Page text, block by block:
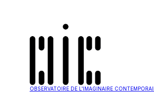
OBSERVATOIRE DE L'IMAGINAIRE